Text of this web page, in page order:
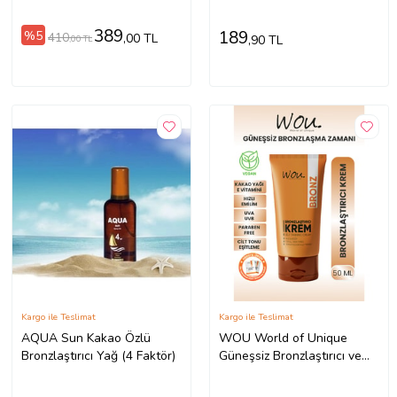
%5 410,00 TL 389,00 TL 189,90 TL
AQUA Sun Kakao Özlü
Bronzlaştırıcı Yağ (4 Faktör)
Kargo ile Teslimat
WOU World of Unique
Güneşsiz Bronzlaştırıcı ve
Kargo ile Teslimat